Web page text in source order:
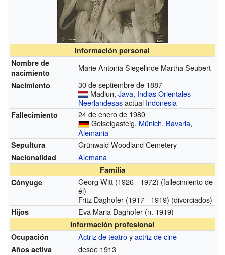
Información personal
Nombre de
nacimiento
Marie Antonia Siegelinde Martha Seubert
Nacimiento
30 de septiembre de 1887
Madiun,Java, Indias Orientales
Neerlandesasactual Indonesia
Fallecimiento
24 de enero de 1980
Geiselgasteig, Münich, Bavaria,
Alemania
Sepultura Grünwald Woodland Cemetery
Nacionalidad Alemana
Familia
Cónyuge
Georg Witt (1926 - 1972) (fallecimiento de
él)
Fritz Daghofer (1917 - 1919) (divorciados)
Hijos Eva Maria Daghofer (n. 1919)
Información profesional
Ocupación
Actriz de teatroyactriz de cine
Años activa desde 1913